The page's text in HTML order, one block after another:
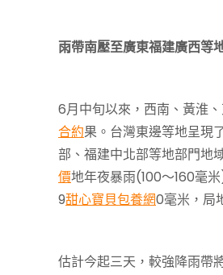
雨帶南壓至廣東福建廣西等
6月中旬以來，西南、黃淮
合約果。台灣東邊等地呈現
部、福建中北部等地部門地
價地年夜暴雨(100～160毫米
9甜心寶貝包養網0毫米，局
估計今起三天，較強降雨帶